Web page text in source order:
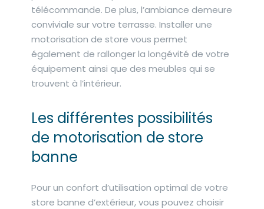
télécommande. De plus, l’ambiance demeure
conviviale sur votre terrasse. Installer une
motorisation de store vous permet
également de rallonger la longévité de votre
équipement ainsi que des meubles qui se
trouvent à l’intérieur.
Les différentes possibilités
de motorisation de store
banne
Pour un confort d’utilisation optimal de votre
store banne d’extérieur, vous pouvez choisir